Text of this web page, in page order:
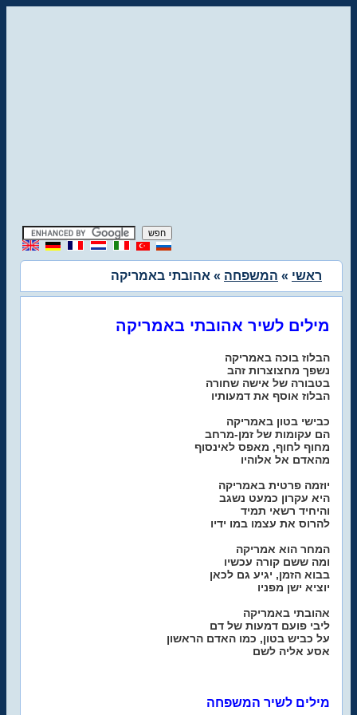
ראשי » המשפחה » אהובתי באמריקה
מילים לשיר אהובתי באמריקה
הבלוז בוכה באמריקה
נשפך מחצוצרות זהב
בטבורה של אישה שחורה
הבלוז אוסף את דמעותיו
כבישי בטון באמריקה
הם עקומות של זמן-מרחב
מחוף לחוף, מאפס לאינסוף
מהאדם אל אלוהיו
יוזמה פרטית באמריקה
היא עקרון כמעט נשגב
והיחיד רשאי תמיד
להרוס את עצמו במו ידיו
המחר הוא אמריקה
ומה ששם קורה עכשיו
בבוא הזמן, יגיע גם לכאן
יוציא ישן מפניו
אהובתי באמריקה
ליבי פועם דמעות של דם
על כביש בטון, כמו האדם הראשון
אסע אליה לשם
מילים לשיר המשפחה